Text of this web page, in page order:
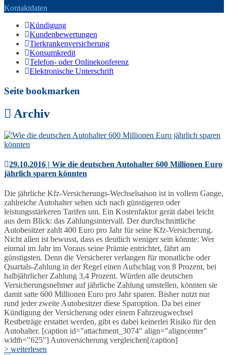
Kontaktdaten
Kündigung
Kundenbewertungen
Tierkrankenversicherung
Konsumkredit
Telefon- oder Onlinekonferenz
Elektronische Unterschrift
Seite bookmarken
Archiv
29.10.2016 | Wie die deutschen Autohalter 600 Millionen Euro
jährlich sparen könnten
Die jährliche Kfz-Versicherungs-Wechselsaison ist in vollem Gange,
zahlreiche Autohalter sehen sich nach günstigeren oder
leistungsstärkeren Tarifen um. Ein Kostenfaktor gerät dabei leicht
aus dem Blick: das Zahlungsintervall. Der durchschnittliche
Autobesitzer zahlt 400 Euro pro Jahr für seine Kfz-Versicherung.
Nicht allen ist bewusst, dass es deutlich weniger sein könnte: Wer
einmal im Jahr im Voraus seine Prämie entrichtet, fährt am
günstigsten. Denn die Versicherer verlangen für monatliche oder
Quartals-Zahlung in der Regel einen Aufschlag von 8 Prozent, bei
halbjährlicher Zahlung 3,4 Prozent. Würden alle deutschen
Versicherungsnehmer auf jährliche Zahlung umstellen, könnten sie
damit satte 600 Millionen Euro pro Jahr sparen. Bisher nutzt nur
rund jeder zweite Autobesitzer diese Sparoption. Da bei einer
Kündigung der Versicherung oder einem Fahrzeugwechsel
Restbeträge erstattet werden, gibt es dabei keinerlei Risiko für den
Autohalter. [caption id="attachment_3074" align="aligncenter"
width="625"] Autoversicherung vergleichen[/caption]
> weiterlesen